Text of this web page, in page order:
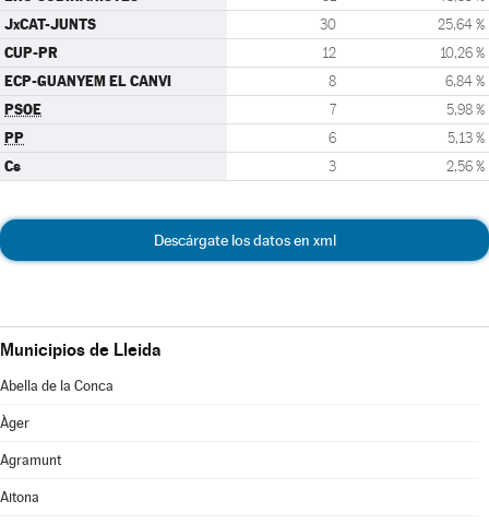
JxCAT-JUNTS 30 25,64 %
CUP-PR 12 10,26 %
ECP-GUANYEM EL CANVI 8 6,84 %
PSOE 7 5,98 %
PP 6 5,13 %
Cs 3 2,56 %
Descárgate los datos en xml
Municipios de Lleida
Abella de la Conca
Àger
Agramunt
Aitona